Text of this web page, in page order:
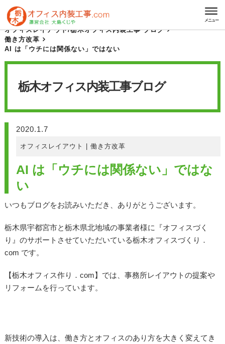
メニュー
HOME
栃木オフィス内装工事 ブログ
オフィスレイアウト/栃木オフィス内装工事 ブログ
働き方改革
AI は「ウチには関係ない」ではない
栃木オフィス内装工事ブログ
2020.1.7
オフィスレイアウト 働き方改革
AI は「ウチには関係ない」ではな
い
いつもブログをお読みいただき、ありがとうございます。
栃木県宇都宮市と栃木県北地域の事業者様に『オフィスづく
り』のサポートさせていただいている栃木オフィスづくり．
com です。
【栃木オフィス作り．com】では、事務所レイアウトの提案や
リフォームを行っています。
新技術の導入は、働き方とオフィスのあり方を大きく変えてき